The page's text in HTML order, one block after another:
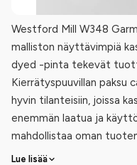
Westford Mill W348
malliston näyttävimpiä
dyed -pinta tekevät
Kierrätyspuuvillan paksu
hyvin tilanteisiin, joissa
enemmän laatua ja
mahdollistaa oman
Lue lisää